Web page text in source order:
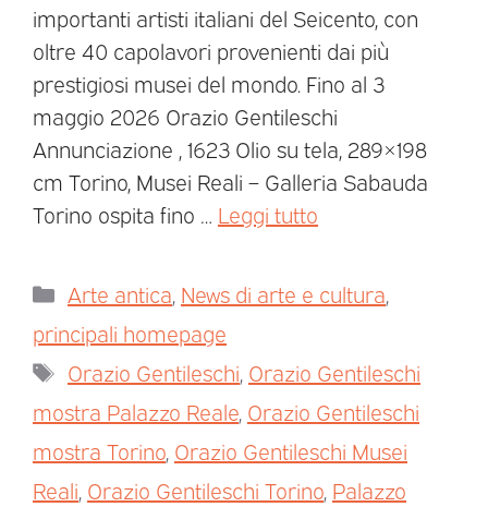
importanti artisti italiani del Seicento, con
oltre 40 capolavori provenienti dai più
prestigiosi musei del mondo. Fino al 3
maggio 2026 Orazio Gentileschi
Annunciazione , 1623 Olio su tela, 289×198
cm Torino, Musei Reali – Galleria Sabauda
Torino ospita fino … Leggi tutto
Arte antica News di arte e cultura
principali homepage
Orazio Gentileschi Orazio Gentileschi
mostra Palazzo Reale Orazio Gentileschi
mostra Torino Orazio Gentileschi Musei
Reali Orazio Gentileschi Torino Palazzo